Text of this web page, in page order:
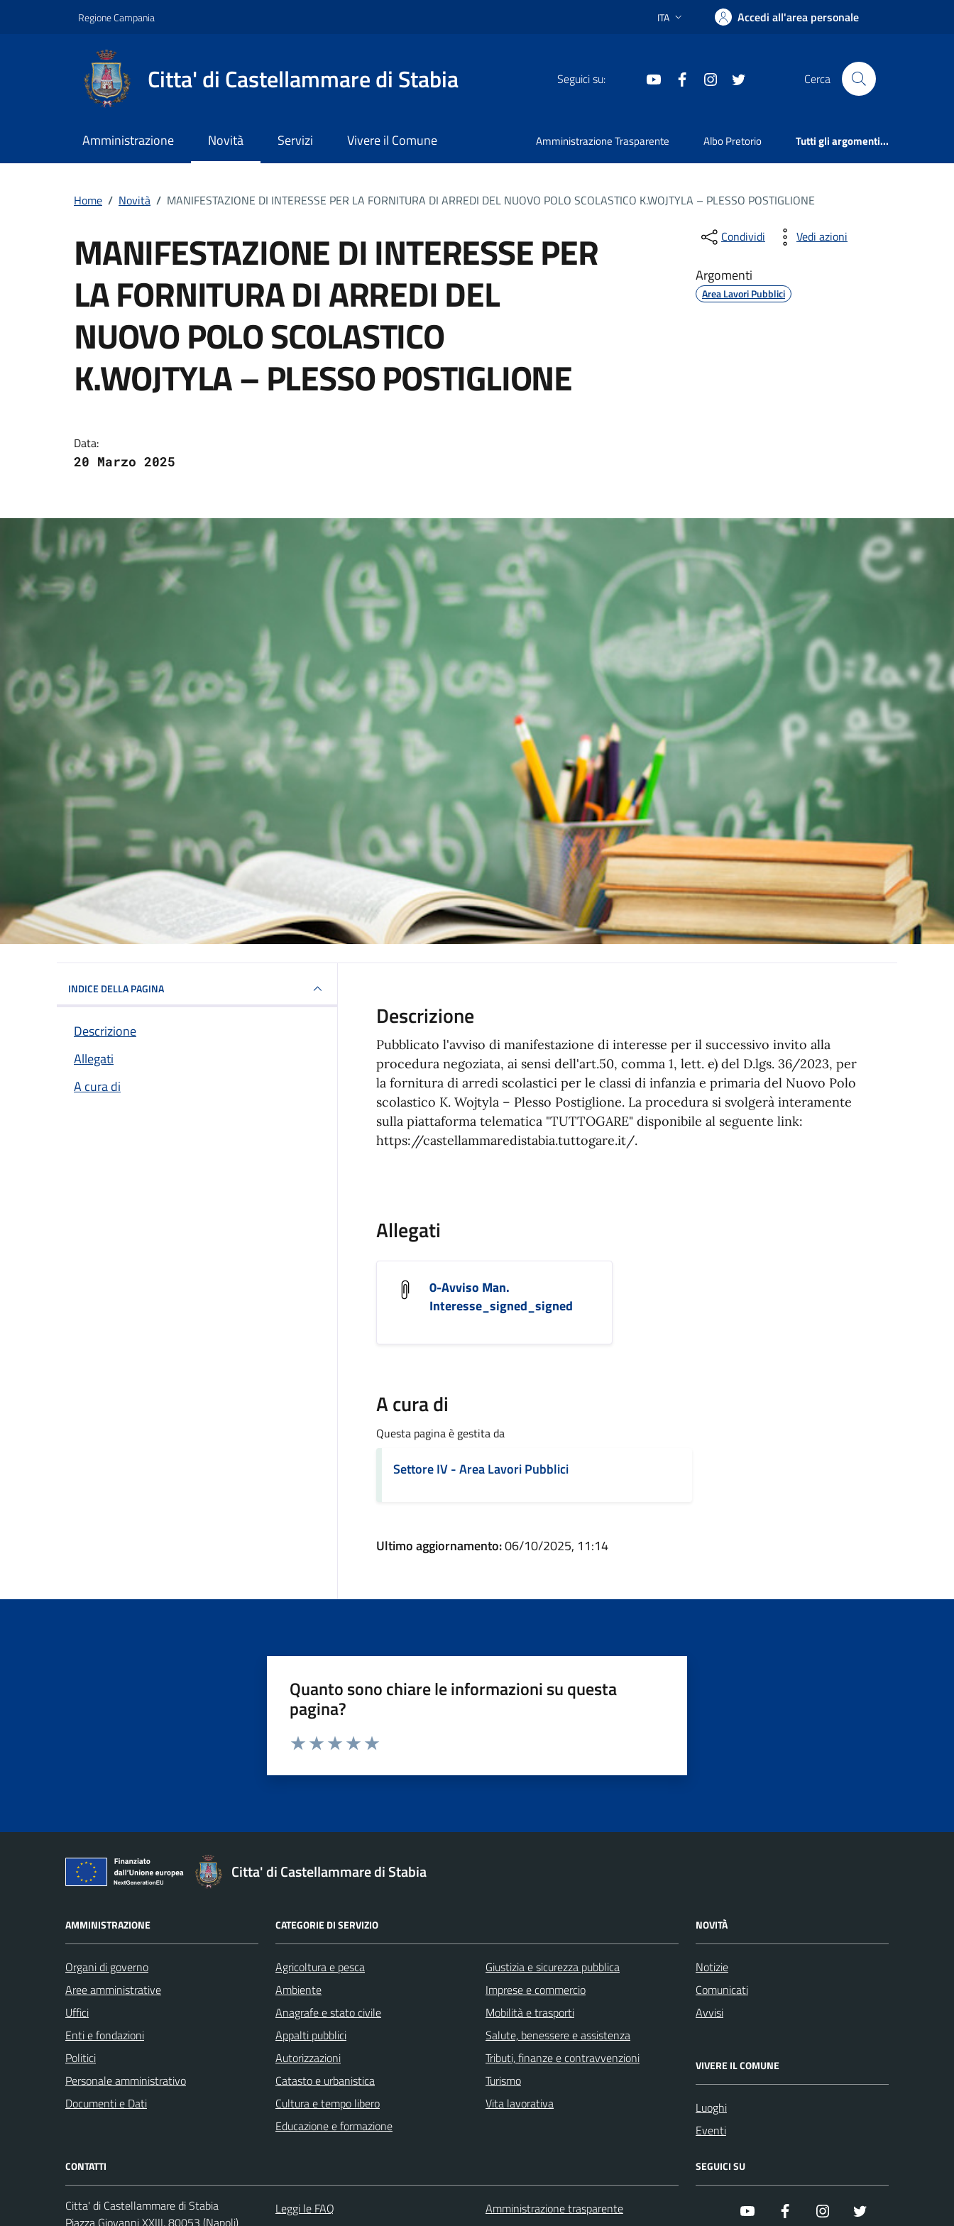
Regione Campania Lingua attiva:
ITA Accedi all'area personale
Citta' di Castellammare di Stabia Seguici su: youtube facebookinstagram Cerca
Amministrazione Novità Servizi Vivere il Comune Amministrazione Trasparente Albo Pretorio Tutti gli argomenti...
Home / Novità / MANIFESTAZIONE DI INTERESSE PER LA FORNITURA DI ARREDI DEL NUOVO POLO SCOLASTICO K.WOJTYLA – PLESSO POSTIGLIONE
MANIFESTAZIONE DI INTERESSE PER
LA FORNITURA DI ARREDI DEL
NUOVO POLO SCOLASTICO
K.WOJTYLA – PLESSO POSTIGLIONE
Data:
20 Marzo 2025
Condividi Vedi azioni
Argomenti
Area Lavori Pubblici
INDICE DELLA PAGINA
Descrizione
Allegati
A cura di
Descrizione
Pubblicato l'avviso di manifestazione di interesse per il successivo invito alla
procedura negoziata, ai sensi dell'art.50, comma 1, lett. e) del D.lgs. 36/2023, per
la fornitura di arredi scolastici per le classi di infanzia e primaria del Nuovo Polo
scolastico K. Wojtyla – Plesso Postiglione. La procedura si svolgerà interamente
sulla piattaforma telematica "TUTTOGARE" disponibile al seguente link:
https://castellammaredistabia.tuttogare.it/.
Allegati
0-Avviso Man.
Interesse_signed_signed
A cura di
Questa pagina è gestita da
Settore IV - Area Lavori Pubblici
Ultimo aggiornamento:06/10/2025, 11:14
Quanto sono chiare le informazioni su questa
pagina?
Citta' di Castellammare di Stabia
AMMINISTRAZIONE
Organi di governo
Aree amministrative
Uffici
Enti e fondazioni
Politici
Personale amministrativo
Documenti e Dati
CATEGORIE DI SERVIZIO
Agricoltura e pesca
Ambiente
Anagrafe e stato civile
Appalti pubblici
Autorizzazioni
Catasto e urbanistica
Cultura e tempo libero
Educazione e formazione
Giustizia e sicurezza pubblica
Imprese e commercio
Mobilità e trasporti
Salute, benessere e assistenza
Tributi, finanze e contravvenzioni
Turismo
Vita lavorativa
NOVITÀ
Notizie
Comunicati
Avvisi
VIVERE IL COMUNE
Luoghi
Eventi
CONTATTI
Citta' di Castellammare di Stabia
Piazza Giovanni XXIII, 80053 (Napoli)
Leggi le FAQ
Amministrazione trasparente
SEGUICI SU
youtube facebook instagram